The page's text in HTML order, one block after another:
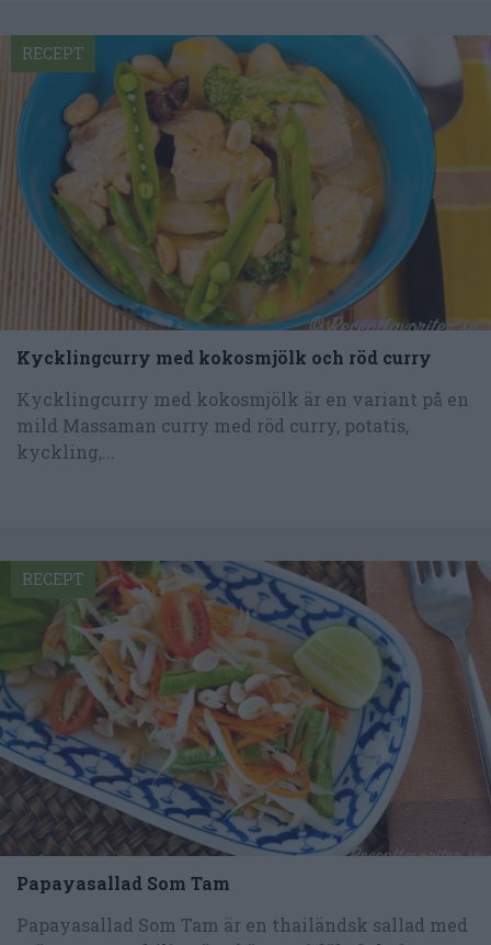
Kycklingcurry med kokosmjölk och röd curry
Kycklingcurry med kokosmjölk är en variant på en
mild Massaman curry med röd curry, potatis,
kyckling,...
RECEPT
Papayasallad Som Tam
Papayasallad Som Tam är en thailändsk sallad med
RECEPT